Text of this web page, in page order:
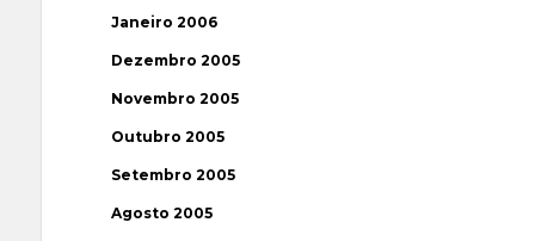
Janeiro 2006
Dezembro 2005
Novembro 2005
Outubro 2005
Setembro 2005
Agosto 2005